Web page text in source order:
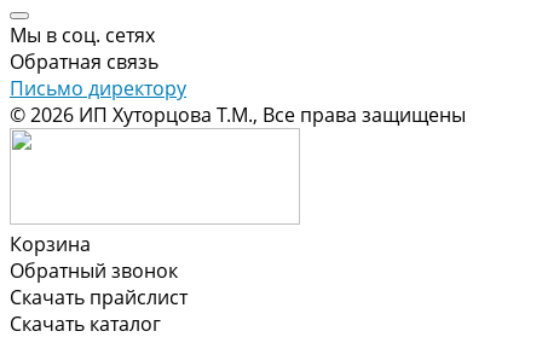
Мы в соц. сетях
Обратная связь
Письмо директору
© 2026 ИП Хуторцова Т.М., Все права защищены
Корзина
Обратный звонок
Скачать прайслист
Скачать каталог